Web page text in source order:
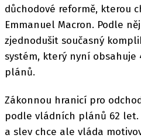
důchodové reformě, kterou
Emmanuel Macron. Podle
zjednodušit současný
systém, který nyní obsahuje
plánů.
Zákonnou hranicí pro
podle vládních plánů 62
a slev chce ale vláda